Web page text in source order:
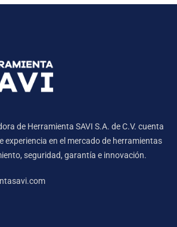
de Herramienta SAVI S.A. de C.V. cuenta
experiencia en el mercado de herramientas
seguridad, garantía e innovación.